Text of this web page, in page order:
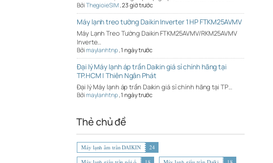
BởiThegioieSIM,23 giờ trước
Máy lạnh treo tường Daikin Inverter 1 HP FTKM25AVMV
Máy Lạnh Treo Tường Daikin FTKM25AVMV/RKM25AVMV
Inverte…
Bởimaylanhtnp,1 ngày trước
Đại lý Máy lạnh áp trần Daikin giá sỉ chính hãng tại
TP.HCM | Thiên Ngân Phát
Đại lý Máy lạnh áp trần Daikin giá sỉ chính hãng tại TP…
Bởimaylanhtnp,1 ngày trước
Thẻ chủ đề
Máy lạnh âm trần DAIKIN
24